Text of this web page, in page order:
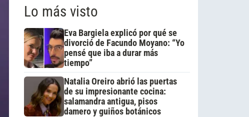
Lo más visto
Eva Bargiela explicó por qué se
divorció de Facundo Moyano: “Yo
pensé que iba a durar más
tiempo”
Natalia Oreiro abrió las puertas
de su impresionante cocina:
salamandra antigua, pisos
damero y guiños botánicos